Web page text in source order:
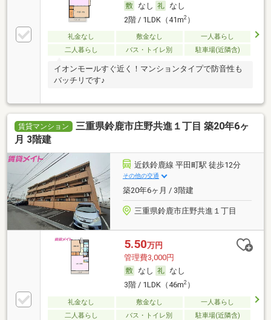
なし
なし
2階 / 1LDK（41m2）
礼金なし 敷金なし
一人暮らし
二人暮らし
バス・トイレ別 駐車場(近隣含)
イオンモールすぐ近く！マンションタイプで防音性も
バッチリです♪
賃貸マンション
三重県鈴鹿市庄野共進１丁目 築20年6ヶ
月 3階建
近鉄鈴鹿線 平田町駅 徒歩12分
その他の交通
築20年6ヶ月 / 3階建
三重県鈴鹿市庄野共進１丁目
5.50万円
管理費3,000円
なし
なし
3階 / 1LDK（46m2）
礼金なし 敷金なし
一人暮らし
二人暮らし
バス・トイレ別 駐車場(近隣含)